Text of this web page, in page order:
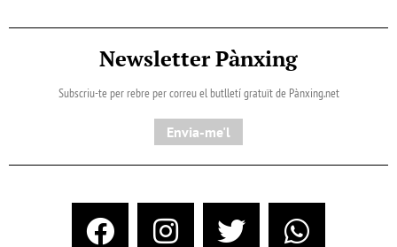
Newsletter Pànxing
Subscriu-te per rebre per correu el butlletí gratuït de Pànxing.net​
Envia-me'l